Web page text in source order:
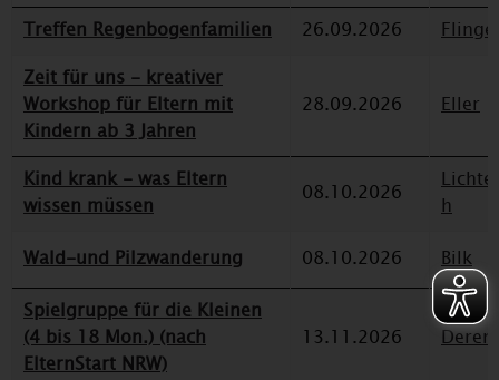
Treffen Regenbogenfamilien 26.09.2026
Zeit für uns - kreativer
Workshop für Eltern mit
Kindern ab 3 Jahren
28.09.2026 Eller
Kind krank - was Eltern
wissen müssen
08.10.2026
h
Wald-und Pilzwanderung
08.10.2026
Bilk
Spielgruppe für die Kleinen
(4 bis 18 Mon.) (nach
ElternStart NRW)
13.11.2026